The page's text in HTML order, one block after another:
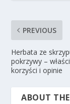
PREVIOUS
Herbata ze
pokrzywy –
korzyści i opinie
ABOUT